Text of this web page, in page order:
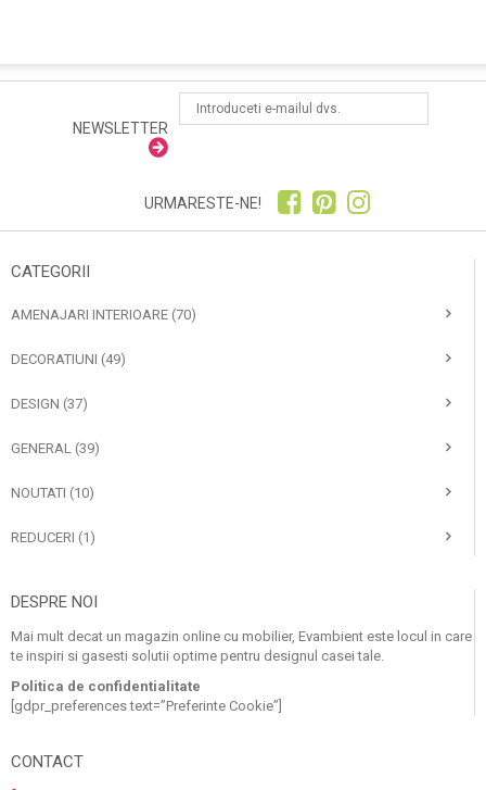
NEWSLETTER
URMARESTE-NE!
CATEGORII
AMENAJARI INTERIOARE (70)
DECORATIUNI (49)
DESIGN (37)
GENERAL (39)
NOUTATI (10)
REDUCERI (1)
DESPRE NOI
Mai mult decat un magazin online cu mobilier, Evambient este locul in care
te inspiri si gasesti solutii optime pentru designul casei tale.
Politica de confidentialitate
[gdpr_preferences text=”Preferinte Cookie”]
CONTACT